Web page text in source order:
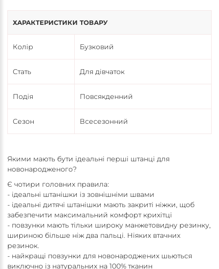
ХАРАКТЕРИСТИКИ ТОВАРУ
Колір Бузковий
Стать Для дівчаток
Подія Повсякденний
Сезон Всесезонний
Якими мають бути ідеальні перші штанці для
новонародженого?
Є чотири головних правила:
- ідеальні штанішки із зовнішніми швами
- ідеальні дитячі штанішки мають закриті ніжки, щоб
забезпечити максимальний комфорт крихітці
- повзунки мають тільки широку манжетовидну резинку,
шириною більше ніж два пальці. Ніяких втачних
резинок.
- найкращі повзунки для новонароджених шьються
виключно із натуральних на 100% тканин